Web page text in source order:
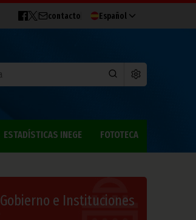
contacto Español
ESTADÍSTICAS INEGE FOTOTECA
Gobierno e Instituciones